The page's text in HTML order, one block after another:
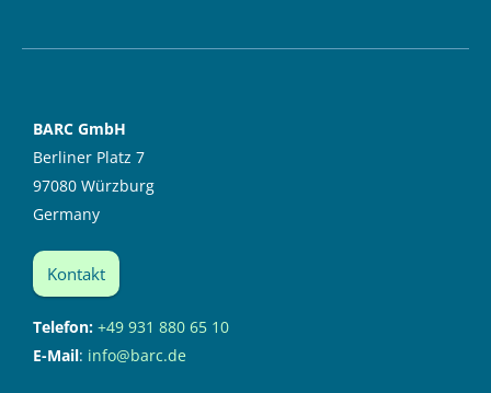
BARC GmbH
Berliner Platz 7
97080 Würzburg
Germany
Kontakt
Telefon: +49 931 880 65 10
E-Mail: info@barc.de